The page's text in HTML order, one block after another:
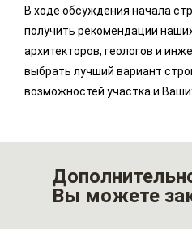
В ходе обсуждения начала
получить рекомендации
архитекторов, геологов и
выбрать лучший вариант
возможностей участка и
Вы можете